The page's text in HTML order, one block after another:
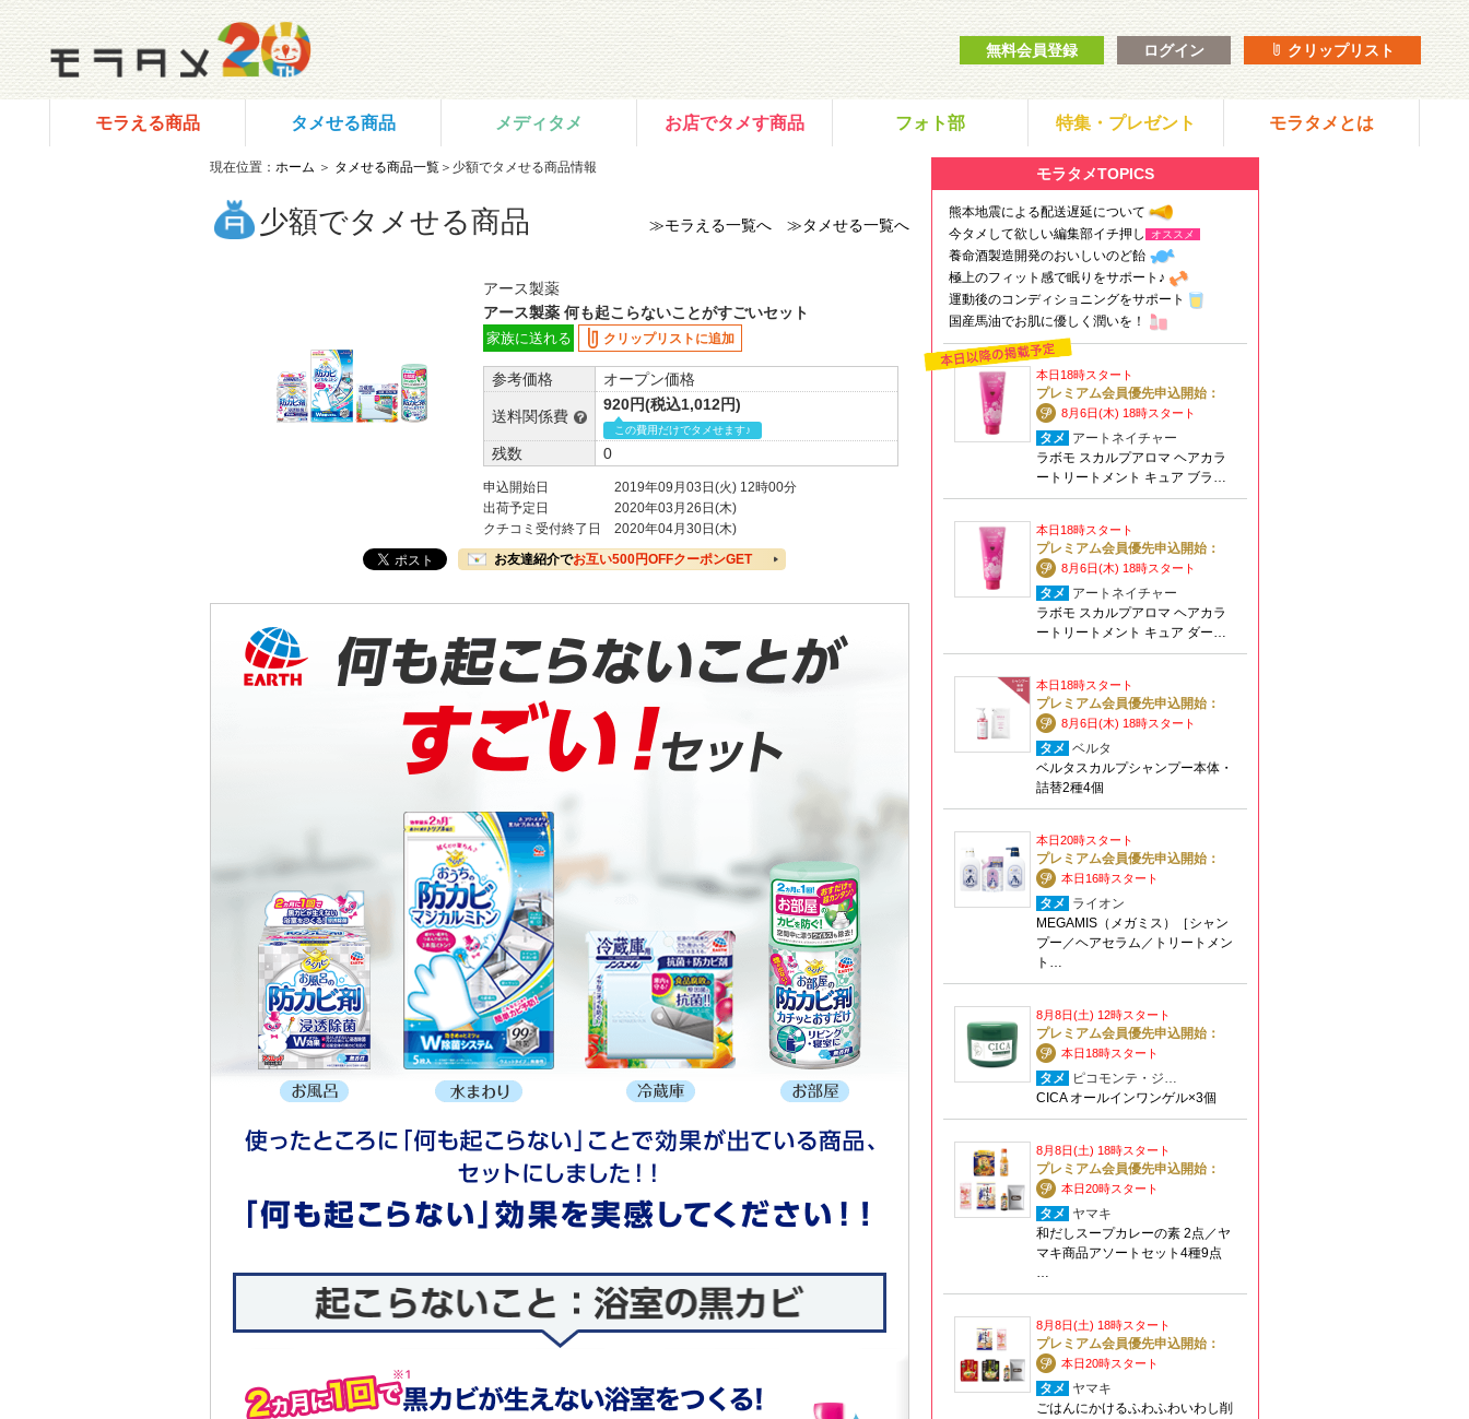
無料会員登録 ログイン クリップリスト
モラえる商品 タメせる商品 メディタメ お店でタメす商品 フォト部 特集・プレゼント モラタメとは
現在位置： ホーム ＞ タメせる商品一覧 ＞少額でタメせる商品情報
少額でタメせる商品 ≫モラえる一覧へ ≫タメせる一覧へ
アース製薬
アース製薬 何も起こらないことがすごいセット
家族に送れる クリップリストに追加
参考価格 オープン価格
送料関係費
920円(税込1,012円)
この費用だけでタメせます♪
残数 0
申込開始日
2019年09月03日(火) 12時00分
出荷予定日
2020年03月26日(木)
クチコミ受付終了日
2020年04月30日(木)
お友達紹介でお互い500円OFFクーポンGET
モラタメTOPICS
熊本地震による配送遅延について
今タメして欲しい編集部イチ押し
オススメ
養命酒製造開発のおいしいのど飴
極上のフィット感で眠りをサポート♪
運動後のコンディショニングをサポート
国産馬油でお肌に優しく潤いを！
本日18時スタート
プレミアム会員優先申込開始：
8月6日(木) 18時スタート
タメ アートネイチャー
ラボモ スカルプアロマ ヘアカラ
ートリートメント キュア ブラ…
本日18時スタート
プレミアム会員優先申込開始：
8月6日(木) 18時スタート
タメ アートネイチャー
ラボモ スカルプアロマ ヘアカラ
ートリートメント キュア ダー…
本日18時スタート
プレミアム会員優先申込開始：
8月6日(木) 18時スタート
タメ ベルタ
ベルタスカルプシャンプー本体・
詰替2種4個
本日20時スタート
プレミアム会員優先申込開始：
本日16時スタート
タメ ライオン
MEGAMIS（メガミス）［シャン
プー／ヘアセラム／トリートメン
ト…
8月8日(土) 12時スタート
プレミアム会員優先申込開始：
本日18時スタート
タメ
ピコモンテ・ジ…
CICA オールインワンゲル×3個
8月8日(土) 18時スタート
プレミアム会員優先申込開始：
本日20時スタート
タメ ヤマキ
和だしスープカレーの素 2点／ヤ
マキ商品アソートセット4種9点
…
8月8日(土) 18時スタート
プレミアム会員優先申込開始：
本日20時スタート
タメ ヤマキ
ごはんにかけるふわふわいわし削